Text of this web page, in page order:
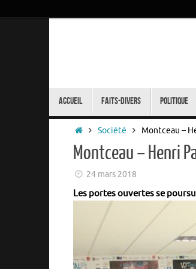
Accueil Faits-Divers Politique
Accueil
Société Montceau –
Montceau – Henri
24 mars 2018
Les portes ouvertes se